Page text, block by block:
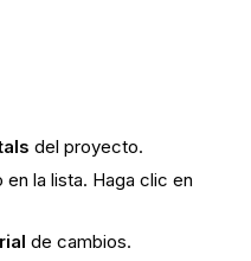
del proyecto.
la lista. Haga clic en
de cambios.